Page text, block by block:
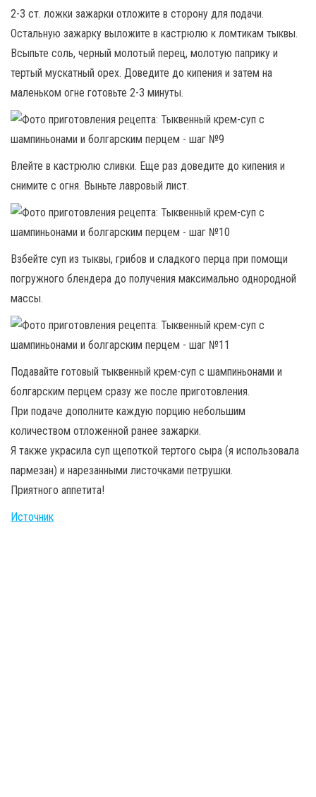
2-3 ст. ложки зажарки отложите в сторону для подачи.
Остальную зажарку выложите в кастрюлю к ломтикам тыквы.
Всыпьте соль, черный молотый перец, молотую паприку и
тертый мускатный орех. Доведите до кипения и затем на
маленьком огне готовьте 2-3 минуты.
Влейте в кастрюлю сливки. Еще раз доведите до кипения и
снимите с огня. Выньте лавровый лист.
Взбейте суп из тыквы, грибов и сладкого перца при помощи
погружного блендера до получения максимально однородной
массы.
Подавайте готовый тыквенный крем-суп с шампиньонами и
болгарским перцем сразу же после приготовления.
При подаче дополните каждую порцию небольшим
количеством отложенной ранее зажарки.
Я также украсила суп щепоткой тертого сыра (я использовала
пармезан) и нарезанными листочками петрушки.
Приятного аппетита!
Источник